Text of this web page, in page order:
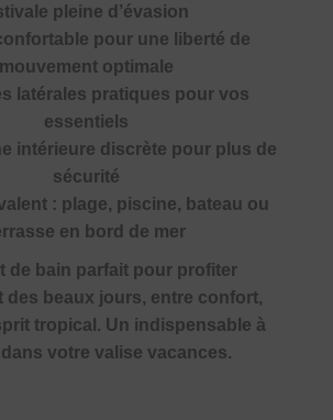
pleine d’évasion
pour une liberté de
mouvement optimale
latérales pratiques pour vos
essentiels
intérieure discrète pour plus de
sécurité
: plage, piscine, bateau ou
en bord de mer
de bain parfait pour profiter
des beaux jours, entre confort,
tropical. Un indispensable à
votre valise vacances.